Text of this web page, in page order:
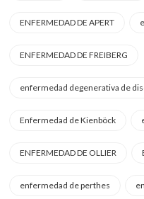
ENFERMEDAD DE APERT
ENFERMEDAD DE FREIBERG
enfermedad degenerativa de
Enfermedad de Kienböck
ENFERMEDAD DE OLLIER
enfermedad de perthes